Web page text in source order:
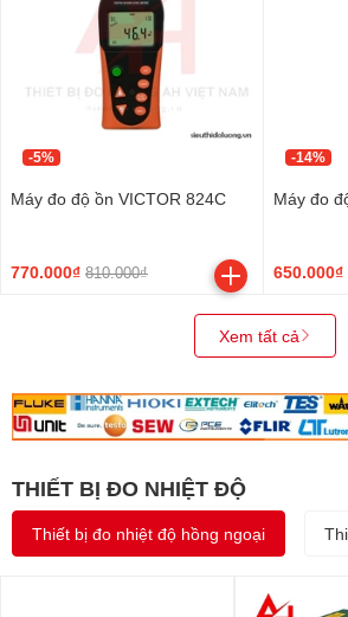
-5%
Máy đo độ ồn VICTOR 824C
770.000₫ 810.000₫
-14%
Máy đo
650.000₫
Xem tất cả
THIẾT BỊ ĐO NHIỆT ĐỘ
Thiết bị đo nhiệt độ hồng ngoại